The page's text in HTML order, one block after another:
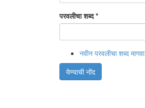
परवलीचा शब्द*
नवीन परवलीचा शब्द मागवा
येण्याची नोंद